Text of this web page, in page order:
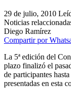
29 de julio, 2010
Noticias
Diego Ramírez
Compartir por
La 5ª edición del
plazo finalizó el
de participantes
presentadas en esta
El traslado cada
¿Cuales son
Quiero hacer el
En el Rocío,